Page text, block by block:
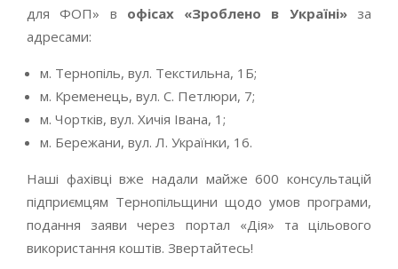
для ФОП» в офісах «Зроблено в Україні» за
адресами:
м. Тернопіль, вул. Текстильна, 1Б;
м. Кременець, вул. С. Петлюри, 7;
м. Чортків, вул. Хичія Івана, 1;
м. Бережани, вул. Л. Українки, 16.
Наші фахівці вже надали майже 600 консультацій
підприємцям Тернопільщини щодо умов програми,
подання заяви через портал «Дія» та цільового
використання коштів. Звертайтесь!